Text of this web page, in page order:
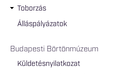
Toborzás
Álláspályázatok
Budapesti Börtönmúzeum
Küldetésnyilatkozat